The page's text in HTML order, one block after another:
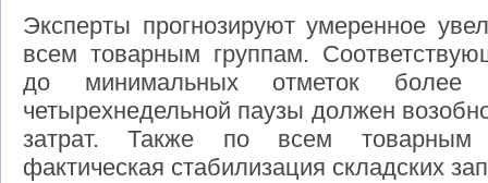
Эксперты прогнозируют умеренное
всем товарным группам.
до минимальных отметок
четырехнедельной паузы должен
затрат. Также по всем товарным
фактическая стабилизация складских